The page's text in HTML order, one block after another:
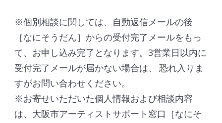
※個別相談に関しては、自動返信メールの後
［なにそうだん］からの受付完了メールをもっ
て、お申し込み完了となります。3営業日以内に
受付完了メールが届かない場合は、 恐れ入りま
すがお問い合わせください。
※お寄せいただいた個人情報および相談内容
は、大阪市アーティストサポート窓口［なにそ